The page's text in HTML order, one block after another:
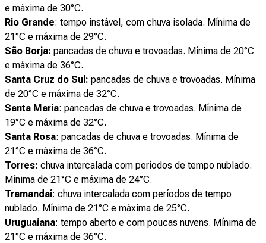
e máxima de 30°C.
Rio Grande: tempo instável, com chuva isolada. Mínima de
21°C e máxima de 29°C.
São Borja: pancadas de chuva e trovoadas. Mínima de 20°C
e máxima de 36°C.
Santa Cruz do Sul: pancadas de chuva e trovoadas. Mínima
de 20°C e máxima de 32°C.
Santa Maria: pancadas de chuva e trovoadas. Mínima de
19°C e máxima de 32°C.
Santa Rosa: pancadas de chuva e trovoadas. Mínima de
21°C e máxima de 36°C.
Torres: chuva intercalada com períodos de tempo nublado.
Mínima de 21°C e máxima de 24°C.
Tramandaí: chuva intercalada com períodos de tempo
nublado. Mínima de 21°C e máxima de 25°C.
Uruguaiana: tempo aberto e com poucas nuvens. Mínima de
21°C e máxima de 36°C.